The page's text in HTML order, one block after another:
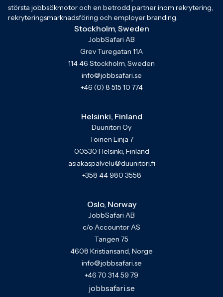
största jobbsökmotor och en betrodd partner inom rekrytering,
rekryteringsmarknadsföring och employer branding.
Stockholm, Sweden
JobbSafari AB
Grev Turegatan 11A
114 46 Stockholm, Sweden
info@jobbsafari.se
+46 (0) 8 515 10 774
Helsinki, Finland
Duunitori Oy
Toinen Linja 7
00530 Helsinki, Finland
asiakaspalvelu@duunitori.fi
+358 44 980 3558
Oslo, Norway
JobbSafari AB
c/o Accountor AS
Tangen 75
4608 Kristiansand, Norge
info@jobbsafari.se
+46 70 314 59 79
jobbsafari.se